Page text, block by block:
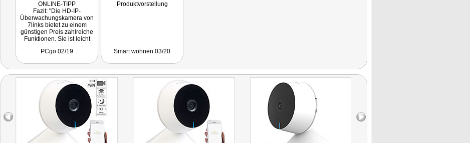
ONLINE-TIPP
Fazit: "Die HD-IP-
Überwachungskamera von
7links bietet zu einem
günstigen Preis zahlreiche
Funktionen. Sie ist leicht
kann durchaus gefallen."
PCgo 02/19
Produktvorstellung
Smart wohnen 03/20